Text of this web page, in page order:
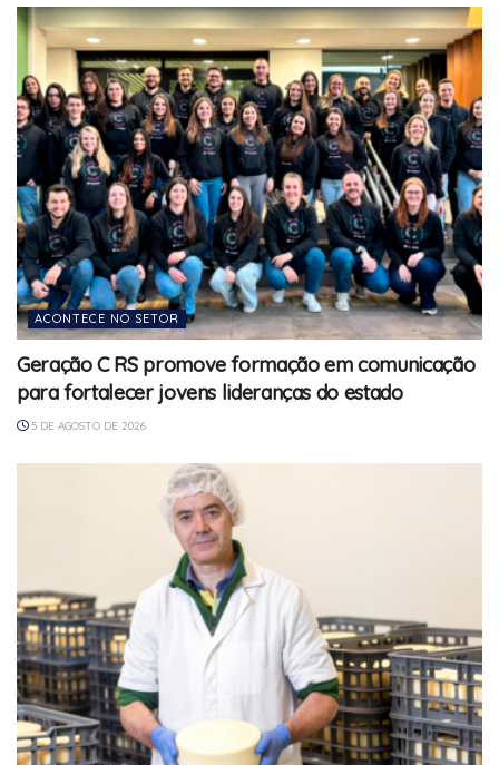
ACONTECE NO SETOR
Geração C RS promove formação em comunicação
para fortalecer jovens lideranças do estado
5 DE AGOSTO DE 2026